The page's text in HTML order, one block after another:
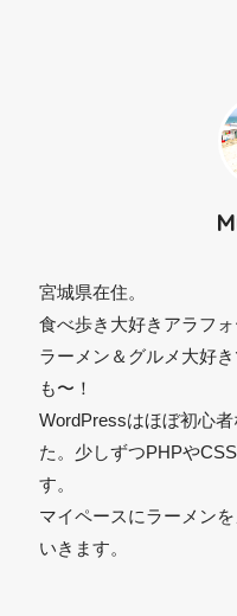
宮城県在住。
食べ歩き大好きアラフォ
ラーメン＆グルメ大好
も〜！
WordPressはほぼ初心
た。少しずつPHPや
す。
マイペースにラーメン
いきます。